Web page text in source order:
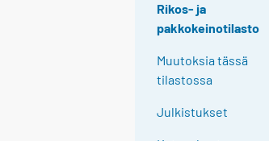
Rikos- ja
pakkokeinotilasto
Muutoksia tässä
tilastossa
Julkistukset